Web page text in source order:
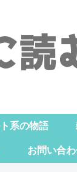
系の物語
お問い合